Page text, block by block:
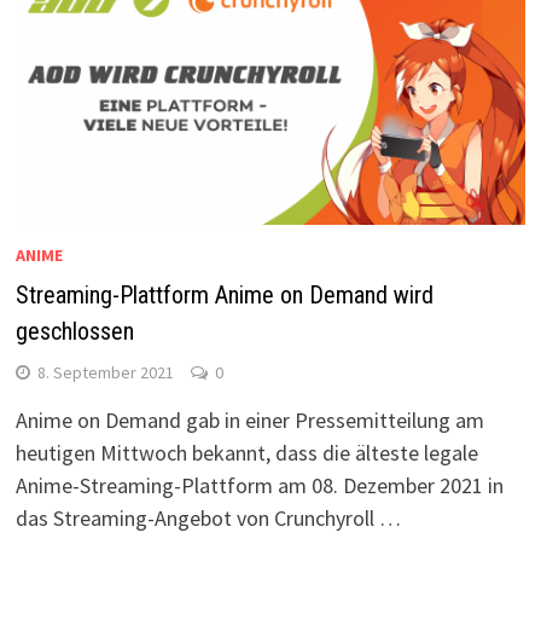
ANIME
Streaming-Plattform Anime on Demand wird
geschlossen
8. September 2021 0
Anime on Demand gab in einer Pressemitteilung am
heutigen Mittwoch bekannt, dass die älteste legale
Anime-Streaming-Plattform am 08. Dezember 2021 in
das Streaming-Angebot von Crunchyroll …